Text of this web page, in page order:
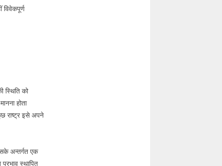
विवेकपूर्ण
स्थिति को
होता
राष्ट्र इसे अपने
अन्तर्गत एक
स्थापित